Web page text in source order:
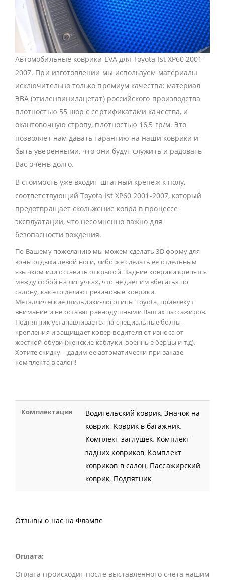
Автомобильные коврики EVA для Toyota Ist XP60 2001-
2007. При изготовлении мы используем материалы
исключительно только премиум качества: материал
ЭВА (этиленвинилацетат) российского производства
плотностью 55 шор с сертификатами качества, и
окантовочную стропу, плотностью 16,5 гр/м. Это
позволяет нам давать гарантию на наши коврики и
быть уверенными, что они будут служить и радовать
Вас очень долго.
В стоимость уже входит штатный крепеж к полу,
соответствующий Toyota Ist XP60 2001-2007, который
предотвращает скольжение ковра в процессе
эксплуатации, что несомненно важно для
безопасности вождения.
По Вашему пожеланию мы можем сделать 3D форму для
зоны отдыха левой ноги, либо же сделать ее отдельным
язычком или оставить открытой. Задние коврики крепятся
между собой на липучках, что не дает им «бегать» по
салону, как это делают резиновые коврики.
Металлические шильдики-логотипы Toyota, привлекут
внимание и не оставят равнодушными Ваших пассажиров.
Подпятник устанавливается на специальные болты-
крепления и защищает ковер водителя от износа от
жесткой обуви (женские каблуки, военные берцы и т.д).
Хотите скидку – дадим ее автоматически при заказе
комплекта в салон!
Комплектация Водительский коврик,Значок на
коврик, Коврик в багажник,
Комплект заглушек, Комплект
задних ковриков, Комплект
ковриков в салон, Пассажирский
коврик, Подпятник
Отзывы о нас на Флампе
Оплата:
Оплата происходит после выставленного счета нашим